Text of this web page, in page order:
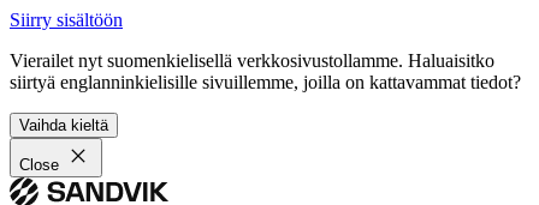
Siirry sisältöön
Vierailet nyt suomenkielisellä verkkosivustollamme. Haluaisitko
siirtyä englanninkielisille sivuillemme, joilla on kattavammat tiedot?
Vaihda kieltä
Close